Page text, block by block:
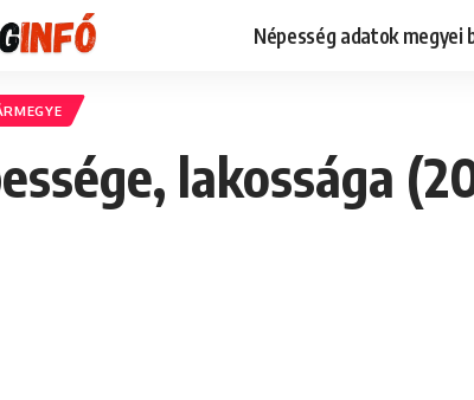
Népesség adatok megyei
lakossága